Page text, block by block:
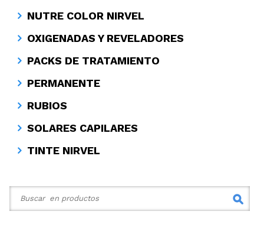
NUTRE COLOR NIRVEL
OXIGENADAS Y REVELADORES
PACKS DE TRATAMIENTO
PERMANENTE
RUBIOS
SOLARES CAPILARES
TINTE NIRVEL